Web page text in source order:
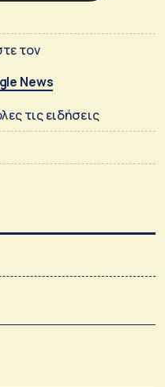
τον
News
τις ειδήσεις